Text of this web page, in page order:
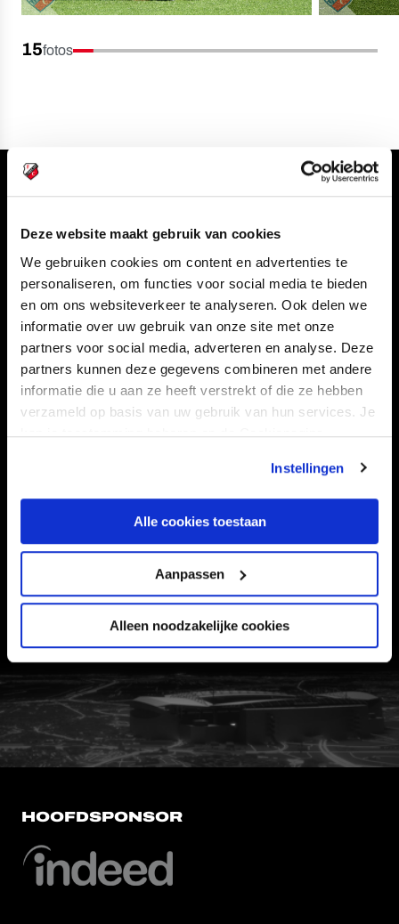
Deze website maakt gebruik van cookies
We gebruiken cookies om content en advertenties te
personaliseren, om functies voor social media te bieden
en om ons websiteverkeer te analyseren. Ook delen we
informatie over uw gebruik van onze site met onze
partners voor social media, adverteren en analyse. Deze
partners kunnen deze gegevens combineren met andere
informatie die u aan ze heeft verstrekt of die ze hebben
verzameld op basis van uw gebruik van hun services. Je
kan je toestemming beheren op de Cookiepagina.
Instellingen
Alle cookies toestaan
Aanpassen
Alleen noodzakelijke cookies
15fotos
Navigeer naar
CLUB
TEAMS
STADION
SUPPORTERS
FOUNDATION
KAARTVERKOOP
BUSINESS
Informatie
VEELGESTELDE VRAGEN
WERKEN BIJ
VERTROUWENSPERSOON
FC Utrecht<br>vanuit<br>het
HOOFDSPONSOR